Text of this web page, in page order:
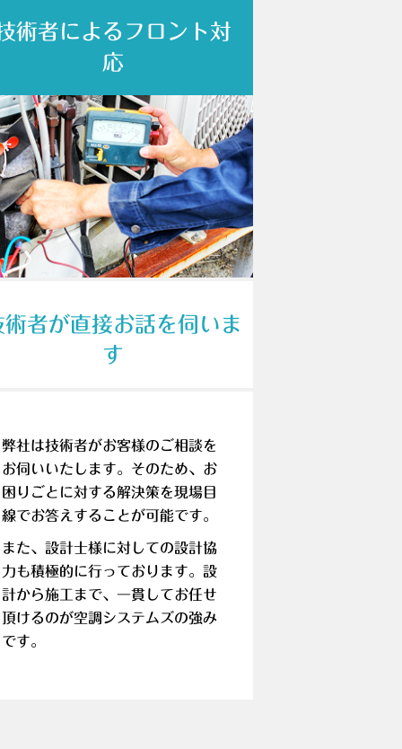
術者によるフロント対
応
術者が直接お話を伺いま
す
弊社は技術者がお客様のご相談を
お伺いいたします。そのため、お
困りごとに対する解決策を現場目
線でお答えすることが可能です。
また、設計士様に対しての設計協
力も積極的に行っております。設
計から施工まで、一貫してお任せ
頂けるのが空調システムズの強み
です。